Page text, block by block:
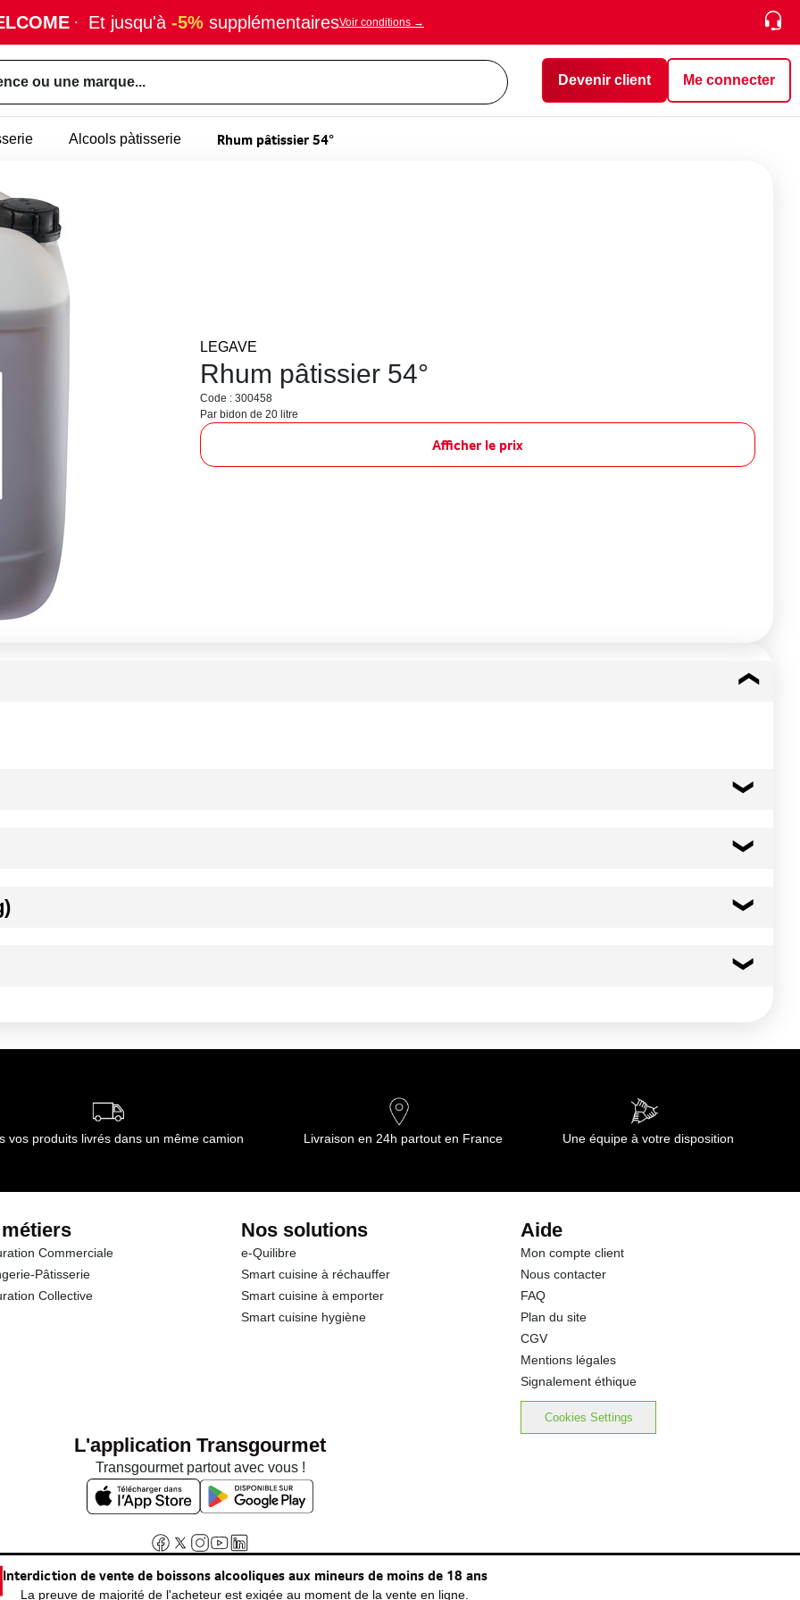
· Et jusqu'à -5% supplémentairesVoir conditions →
ou une marque... Devenir client Me connecter
Alcools pàtisserie Rhum pâtissier 54°
LEGAVE
Rhum pâtissier 54°
Code : 300458
Par bidon de 20 litre
Afficher le prix
les préparations alimentaires. Ingrédient à incorporer en faible concentration sur vos recettes
vos produits livrés dans un même camion Livraison en 24h partout en France Une équipe à votre disposition
Commerciale
Pâtisserie
Collective
Nos solutions
e-Quilibre
Smart cuisine à réchauffer
Smart cuisine à emporter
Smart cuisine hygiène
Aide
Mon compte client
Nous contacter
FAQ
Plan du site
CGV
Mentions légales
Signalement éthique
Cookies Settings
L'application Transgourmet
Transgourmet partout avec vous !
Interdiction de vente de boissons alcooliques aux mineurs de moins de 18 ans
La preuve de majorité de l'acheteur est exigée au moment de la vente en ligne.